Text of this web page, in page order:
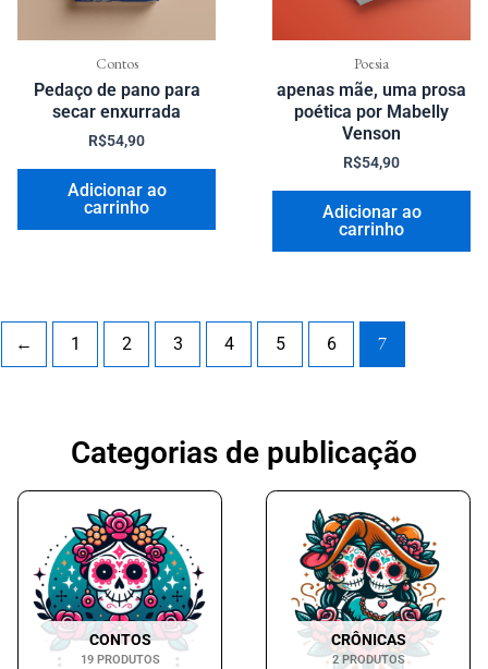
Contos
Pedaço de pano para
secar enxurrada
R$54,90
Adicionar ao
carrinho
Poesia
apenas mãe, uma prosa
poética por Mabelly
Venson
R$54,90
Adicionar ao
carrinho
← 1 2 3 4 5 6 7
Categorias de publicação
CONTOS
19 PRODUTOS
CRÔNICAS
2 PRODUTOS